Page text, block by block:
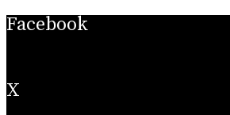
Facebook
X